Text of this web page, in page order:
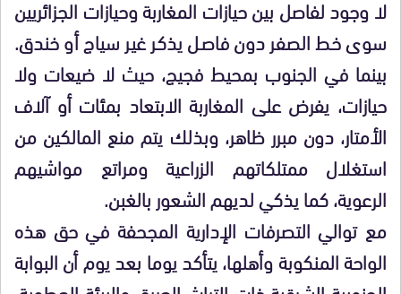
لا وجود لفاصل بين حيازات المغاربة وحيازات الجزائريين
سوى خط الصفر دون فاصل يذكر غير سياج أو خندق.
بينما في الجنوب بمحيط فجيج، حيث لا ضيعات ولا
حيازات، يفرض على المغاربة الابتعاد بمئات أو آلاف
الأمتار، دون مبرر ظاهر، وبذلك يتم منع المالكين من
استغلال ممتلكاتهم الزراعية ومراتع مواشيهم
الرعوية، كما يذكي لديهم الشعور بالغبن.
مع توالي التصرفات الإدارية المجحفة في حق هذه
الواحة المنكوبة وأهلها، يتأكد يوما بعد يوم أن البوابة